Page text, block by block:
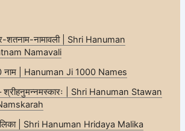
शतनाम-नामावली | Shri Hanuman
Namavali
नाम | Hanuman Ji 1000 Names
श्रीहनुमन्नमस्कारः | Shri Hanuman Stawan
| Shri Hanuman Hridaya Malika